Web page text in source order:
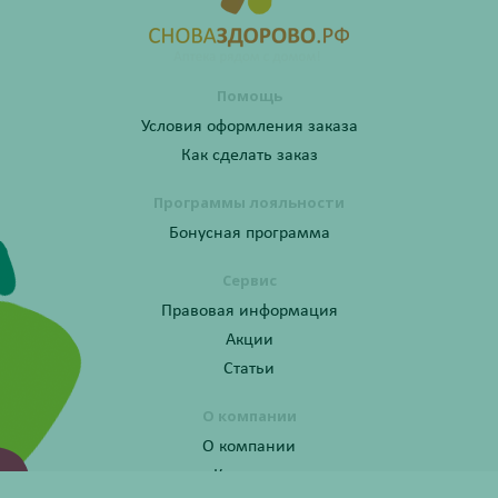
Помощь
Условия оформления заказа
Как сделать заказ
Программы лояльности
Бонусная программа
Сервис
Правовая информация
Акции
Статьи
О компании
О компании
Контакты